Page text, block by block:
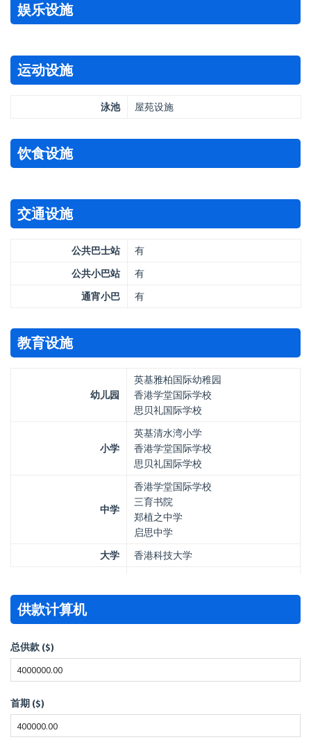
娱乐设施
运动设施
泳池 屋苑设施
饮食设施
交通设施
公共巴士站
有
公共小巴站
有
通宵小巴
有
教育设施
幼儿园
英基雅柏国际幼稚园
香港学堂国际学校
思贝礼国际学校
小学
英基清水湾小学
香港学堂国际学校
思贝礼国际学校
中学
香港学堂国际学校
三育书院
郑植之中学
启思中学
大学
香港科技大学
供款计算机
总供款 ($)
首期 ($)